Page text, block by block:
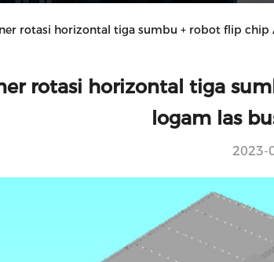
rotasi horizontal tiga sumbu + robot flip
rotasi horizontal tiga
logam las
2023-